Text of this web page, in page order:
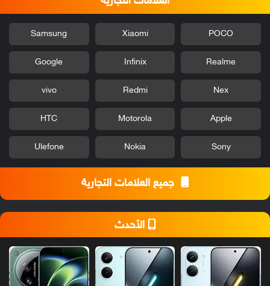
POCO
Xiaomi
Samsung
Realme
Infinix
Google
Nex
Redmi
vivo
Apple
Motorola
HTC
Sony
Nokia
Ulefone
جميع العلامات التجارية
الأحدث